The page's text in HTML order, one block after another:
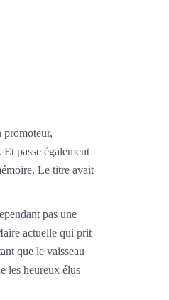
promoteur,
passe également
Le titre avait
pas une
actuelle qui prit
que le vaisseau
les heureux élus